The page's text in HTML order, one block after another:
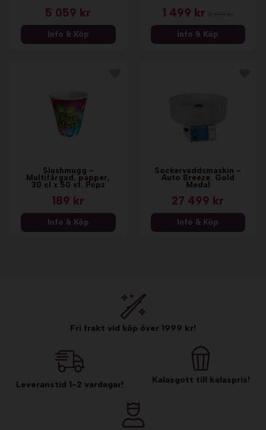
5 059 kr
Info & Köp
1 499 kr
Info & Köp
Slushmugg -
Multifärgad, papper,
30 cl x 50 st. Popz
189 kr
Info & Köp
Sockervaddsmaskin -
Auto Breeze. Gold
Medal
27 499 kr
Info & Köp
Fri frakt vid köp över 1999 kr!
Leveranstid 1-2 vardagar! Kalasgott till kalaspris!